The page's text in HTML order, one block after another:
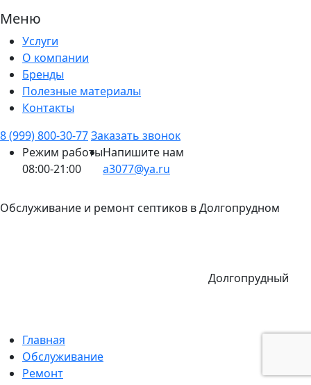
Меню
Услуги
О компании
Бренды
Полезные материалы
Контакты
8 (999) 800-30-77Заказать звонок
Режим работы
08:00-21:00
Напишите нам
a3077@ya.ru
Обслуживание и ремонт септиков в Долгопрудном
Долгопрудный
Главная
Обслуживание
Ремонт